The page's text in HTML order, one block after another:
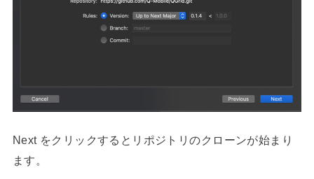
Next をクリックするとリポジトリのクローンが始まり
ます。